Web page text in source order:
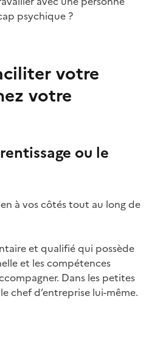
psychique ?
votre
votre
ou le
à vos côtés tout au long de
et qualifié qui possède
et les compétences
Dans les petites
chef d’entreprise lui-même.